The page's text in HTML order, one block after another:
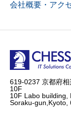
会社概要・アク
619-0237 京都府
10F
10F Labo building,
Soraku-gun,Kyoto,